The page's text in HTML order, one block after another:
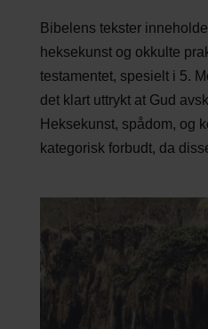
Bibelens tekster
heksekunst og okkulte
testamentet, spesielt i 5.
det klart uttrykt at Gud
Heksekunst, spådom, og
kategorisk forbudt, da